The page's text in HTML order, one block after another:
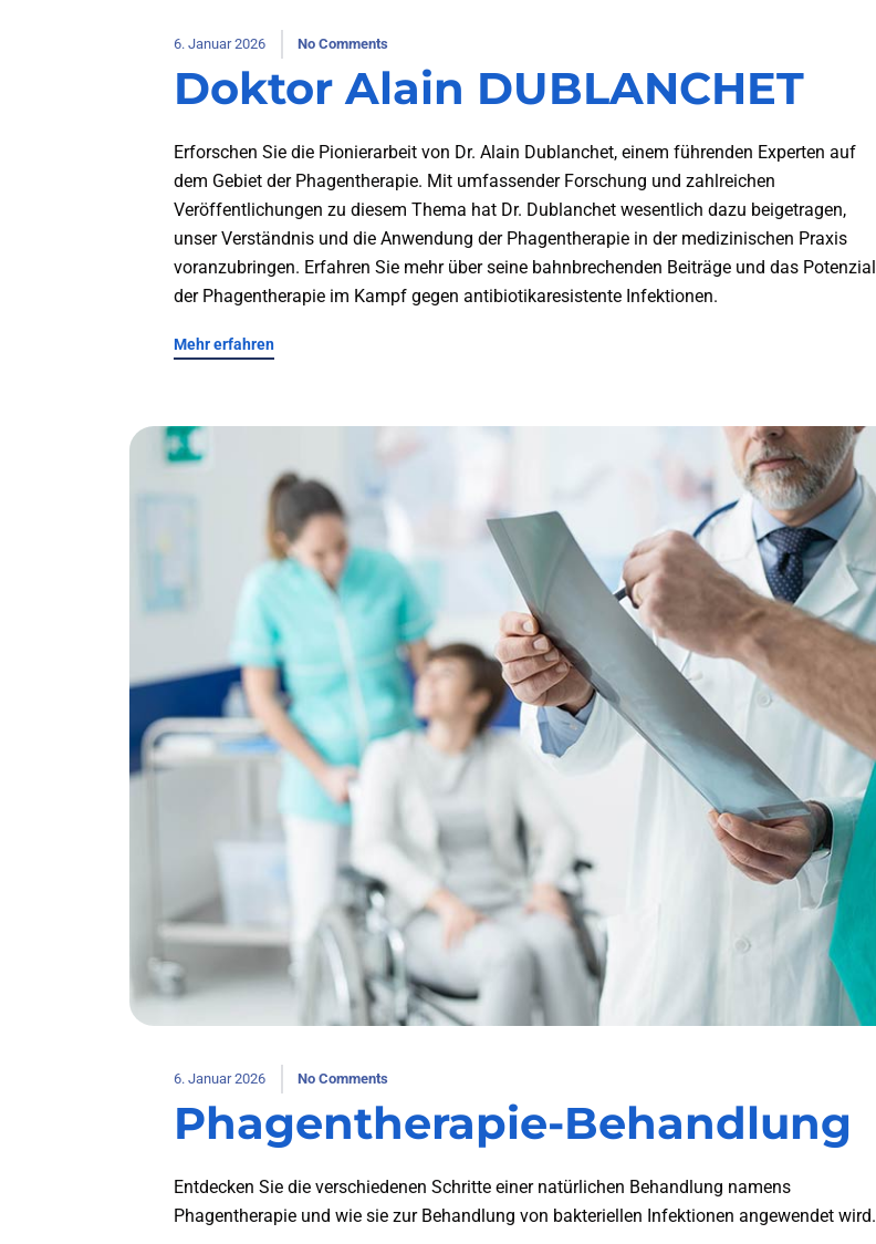
6. Januar 2026 No Comments
Doktor Alain DUBLANCHET
Erforschen Sie die Pionierarbeit von Dr. Alain Dublanchet, einem führenden Experten auf
dem Gebiet der Phagentherapie. Mit umfassender Forschung und zahlreichen
Veröffentlichungen zu diesem Thema hat Dr. Dublanchet wesentlich dazu beigetragen,
unser Verständnis und die Anwendung der Phagentherapie in der medizinischen Praxis
voranzubringen. Erfahren Sie mehr über seine bahnbrechenden Beiträge und das Potenzial
der Phagentherapie im Kampf gegen antibiotikaresistente Infektionen.
Mehr erfahren
6. Januar 2026 No Comments
Phagentherapie-Behandlung
Entdecken Sie die verschiedenen Schritte einer natürlichen Behandlung namens
Phagentherapie und wie sie zur Behandlung von bakteriellen Infektionen angewendet wird.